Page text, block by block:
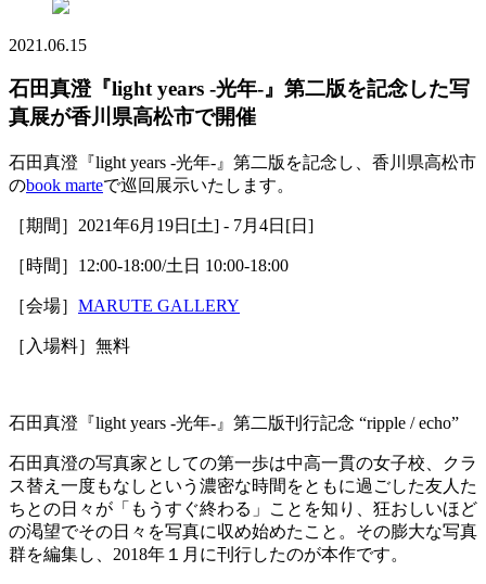
2021.06.15
石田真澄『light years -光年-』第二版を記念した写
真展が香川県高松市で開催
石田真澄『light years -光年-』第二版を記念し、香川県高松市
のbook marteで巡回展示いたします。
［期間］2021年6月19日[土] - 7月4日[日]
［時間］12:00-18:00/土日 10:00-18:00
［会場］ MARUTE GALLERY
［入場料］無料
石田真澄『light years -光年-』第二版刊行記念 “ripple / echo”
石田真澄の写真家としての第一歩は中高一貫の女子校、クラ
ス替え一度もなしという濃密な時間をともに過ごした友人た
ちとの日々が「もうすぐ終わる」ことを知り、狂おしいほど
の渇望でその日々を写真に収め始めたこと。その膨大な写真
群を編集し、2018年１月に刊行したのが本作です。